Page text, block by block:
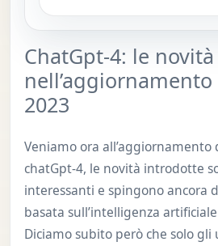
ChatGpt-4: le
2023
Veniamo ora all’aggiornamento
chatGpt-4, le novità introdotte
interessanti e spingono ancora
basata sull’intelligenza
Diciamo subito però che solo gli